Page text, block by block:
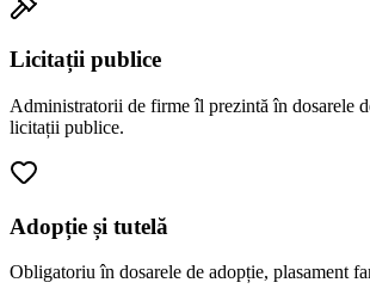
Licitații publice
Administratorii de firme îl prezintă în dosarele
licitații publice.
Adopție și tutelă
Obligatoriu în dosarele de adopție, plasament